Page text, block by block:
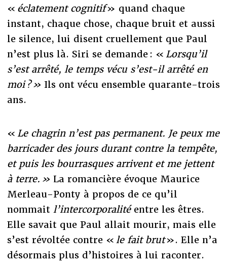
« éclatement cognitif» quand chaque
instant, chaque chose, chaque bruit et aussi
le silence, lui disent cruellement que Paul
n’est plus là. Siri se demande : « Lorsqu’il
s’est arrêté, le temps vécu s’est-il arrêté en
moi ? » Ils ont vécu ensemble quarante-trois
ans.
« Le chagrin n’est pas permanent. Je peux me
barricader des jours durant contre la tempête,
et puis les bourrasques arrivent et me jettent
à terre. » La romancière évoque Maurice
Merleau-Ponty à propos de ce qu’il
nommait l’intercorporalité entre les êtres.
Elle savait que Paul allait mourir, mais elle
s’est révoltée contre « le fait brut». Elle n’a
désormais plus d’histoires à lui raconter.